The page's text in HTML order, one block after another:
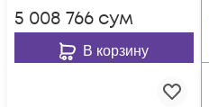
5 008 766 сум
В корзину